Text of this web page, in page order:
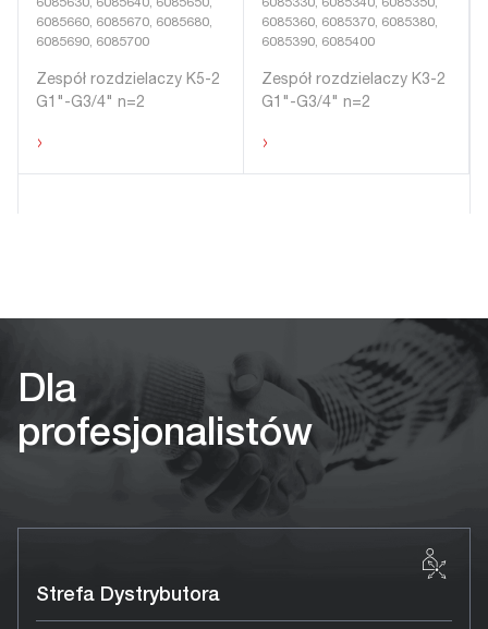
6085630, 6085640, 6085650,
6085660, 6085670, 6085680,
6085690, 6085700
Zespół rozdzielaczy K5-2
G1"-G3/4" n=2
›
6085330, 6085340, 6085350,
6085360, 6085370, 6085380,
6085390, 6085400
Zespół rozdzielaczy K3-2
G1"-G3/4" n=2
›
Dla
profesjonalistów
Strefa Dystrybutora